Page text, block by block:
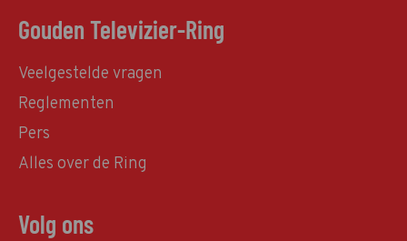
Gouden Televizier-Ring
Veelgestelde vragen
Reglementen
Pers
Alles over de Ring
Volg ons